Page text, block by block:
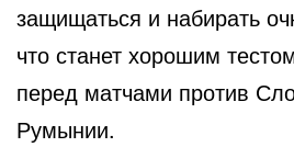
защищаться и набирать
что станет хорошим
перед матчами против
Румынии.